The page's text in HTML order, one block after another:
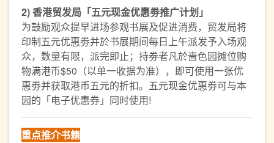
2) 香港贸发局「五元现金优惠劵推广计划」
为鼓励观众提早进场参观书展及促进消费，贸发局将
印制五元优惠劵并於书展期间每日上午派发予入场观
众，数量有限，派完即止；持劵者凡於啬色园摊位购
物满港币$50（以单一收据为准），即可使用一张优
惠劵并获取港币五元的折扣。五元现金优惠劵可与本
园的「电子优惠券」同时使用!
重点推介书籍